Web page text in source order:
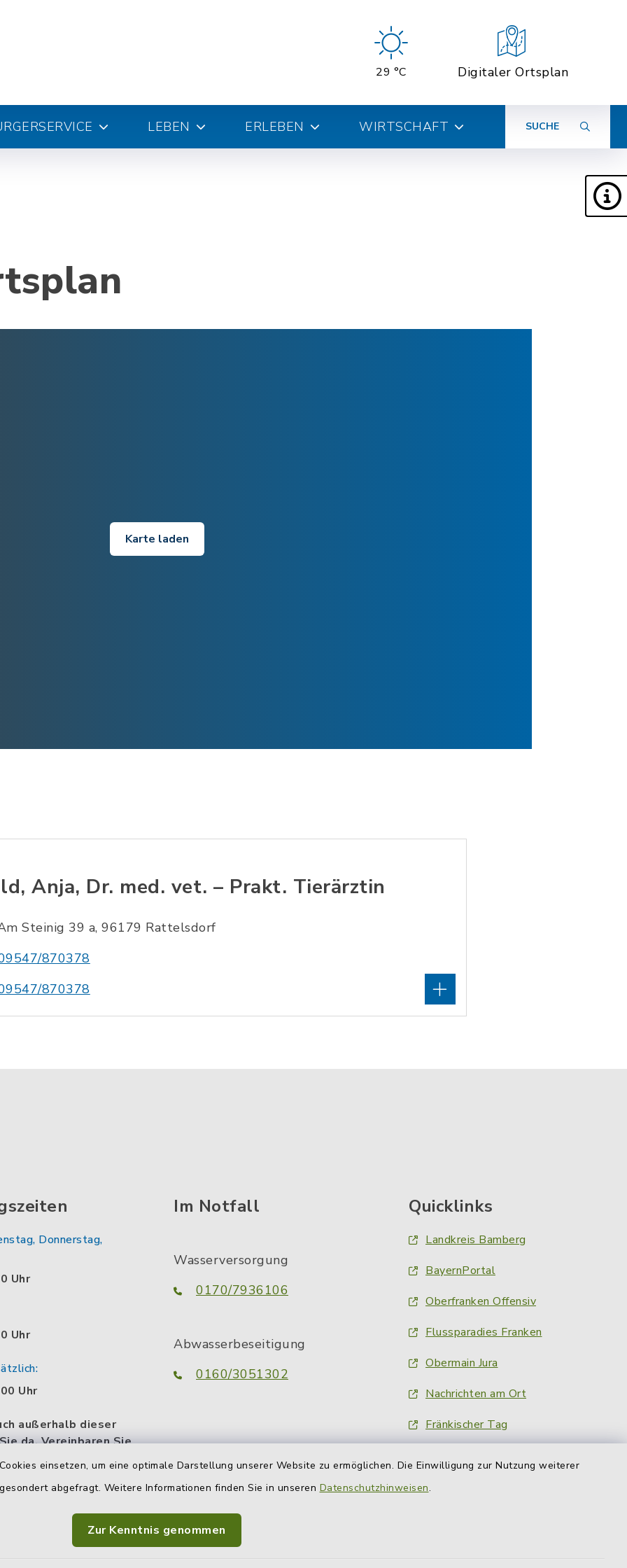
einsetzen, um eine optimale Darstellung unserer Website zu ermöglichen. Die Einwilligung zur Nutzung weiterer
abgefragt. Weitere Informationen finden Sie in unseren Datenschutzhinweisen.
Zur Kenntnis genommen
29 °C Digitaler Ortsplan
LEBEN ERLEBEN WIRTSCHAFT SUCHE
Karte laden
Anja, Dr. med. vet. – Prakt. Tierärztin
Steinig 39 a, 96179 Rattelsdorf
870378
870378
Donnerstag,
Uhr
Uhr
Uhr
außerhalb dieser
da. Vereinbaren Sie
persönlichen
Im Notfall
Wasserversorgung
0170/7936106
Abwasserbeseitigung
0160/3051302
Quicklinks
Landkreis Bamberg
BayernPortal
Oberfranken Offensiv
Flussparadies Franken
Obermain Jura
Nachrichten am Ort
Fränkischer Tag
Obermain-Tagblatt